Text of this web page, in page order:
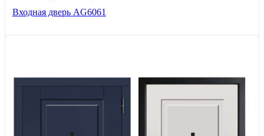
Входная дверь AG6061